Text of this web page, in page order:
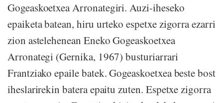
Gogeaskoetxea Arronategiri. Auzi-iheseko
epaiketa batean, hiru urteko espetxe zigorra ezarri
zion astelehenean Eneko Gogeaskoetxea
Arronategi (Gernika, 1967) busturiarrari
Frantziako epaile batek. Gogeaskoetxea beste bost
iheslarirekin batera epaitu zuten. Espetxe zigorra